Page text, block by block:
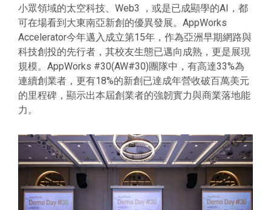
小眾領域的太空科技、 Web3 ， 或是已成顯學的AI，都
可在場看到大東南亞新創的優異發展。AppWorks
Accelerator今年邁入成立第15年，作為亞洲早期網路與
科技創投的先行者，其校友生態已邁向成熟，更是展現
規模。AppWorks #30(AW#30)團隊中，有高達33%為
連續創業者，更有18%的新創已達成年營收破百萬美元
的里程碑，顯示出本屆創業者的強韌實力與商業落地能
力。